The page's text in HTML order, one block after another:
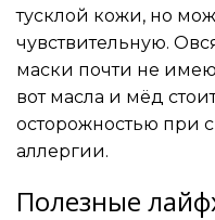
тусклой кожи, но
чувствительную.
маски почти не
вот масла и мёд
осторожностью при
аллергии.
Полезные